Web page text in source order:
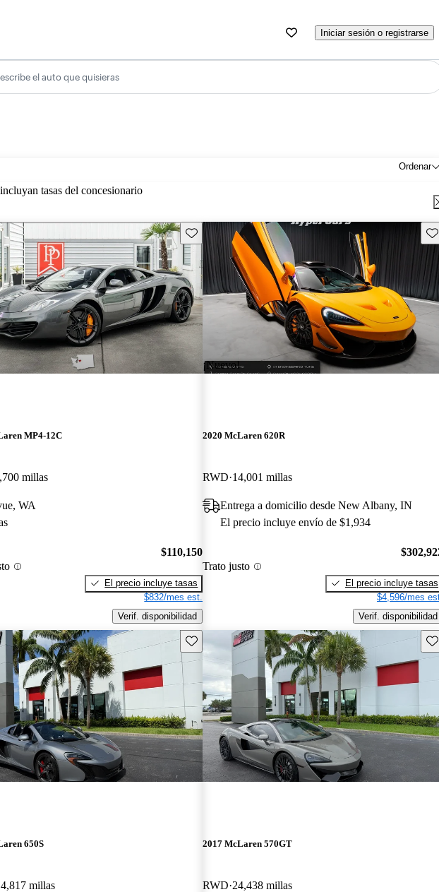
Iniciar sesión o registrarse
el auto que quisieras
Ordenar
tasas del concesionario
Guarda este Aviso
MP4-12C
millas
WA
$110,150
El precio incluye tasas
$832/mes est.
Verif. disponibilidad
¡Nuevo!
2020 McLaren 620R
RWD 14,001 millas
Entrega a domicilio desde New Albany, IN
El precio incluye envío de $1,934
Trato justo
El precio incluye tasas
$4,596/mes
Verif. disponibilidad
Guarda este Aviso
650S
millas
2017 McLaren 570GT
RWD 24,438 millas